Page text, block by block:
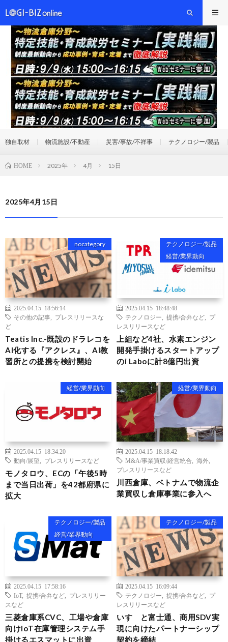
独自取材 物流施設/不動産 災害/事故/不祥事 テクノロジー/製品
HOME 2025年 4月 15日
2025年4月15日
nocategory
2025.04.15 18:56:14
その他の記事
プレスリリースな
ど
Teatis Inc.-既設のドラレコを
AI化する『アクレス』、AI教
習所との提携を検討開始
テクノロジー/製品
経営/業界動向
2025.04.15 18:48:48
テクノロジー
提携/合弁など
プ
レスリリースなど
上組など4社、水素エンジン
開発手掛けるスタートアップ
のi Laboに計8億円出資
経営/業界動向
2025.04.15 18:34:20
動向/展望
プレスリリースなど
モノタロウ、ECの「午後5時
まで当日出荷」を42都府県に
拡大
経営/業界動向
2025.04.15 18:18:42
M&A/事業買収/経営統合
海外
プレスリリースなど
川西倉庫、ベトナムで物流企
業買収し倉庫事業に参入へ
テクノロジー/製品
経営/業界動向
2025.04.15 17:58:16
IoT, 提携/合弁など
プレスリリー
スなど
三菱倉庫系CVC、工場や倉庫
向けIoT在庫管理システム手
掛けるエスマットに出資
テクノロジー/製品
2025.04.15 16:09:44
テクノロジー
提携/合弁など
プ
レスリリースなど
いすゞと富士通、商用SDV実
現に向けたパートナーシップ
契約を締結